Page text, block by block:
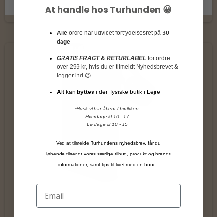
At handle hos Turhunden 😀
Alle ordre har udvidet fortrydelsesret på 30
dage
GRATIS FRAGT & RETURLABEL for ordre
over 299 kr, hvis du er tilmeldt Nyhedsbrevet &
logger ind 😉
Alt kan byttes i den fysiske butik i Lejre
*Husk vi har åbent i butikken
Hverdage kl 10 - 17
Lørdage kl 10 - 15
Ved at tilmelde Turhundens nyhedsbrev, får du
løbende tilsendt vores særlige tilbud, produkt og brands
informationer, samt tips til livet med en hund.